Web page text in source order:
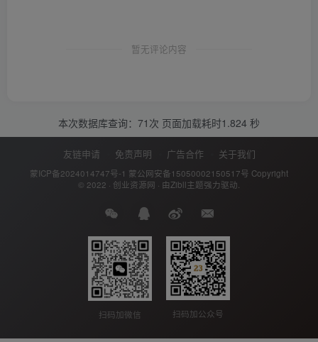
暂无评论内容
本次数据库查询：71次 页面加载耗时1.824 秒
友链申请 免责声明 广告合作 关于我们
蒙ICP备2024014747号-1 蒙公网安备15050002150517号 Copyright
© 2022 · 创业资源网 · 由Zibll主题强力驱动.
扫码加微信 扫码加公众号